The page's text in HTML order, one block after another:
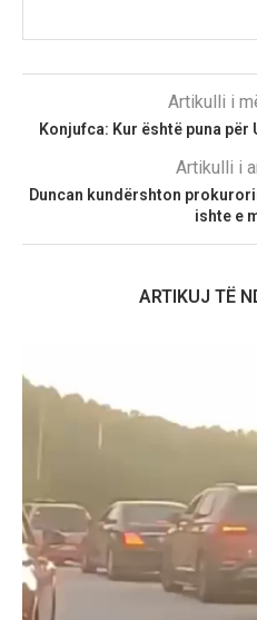
Artikulli i
Konjufca: Kur është puna
Artikulli i
Duncan kundërshton
ishte e
ARTIKUJ TË